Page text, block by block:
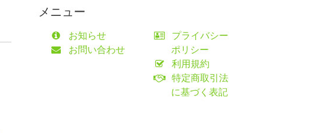
メニュー
お知らせ
お問い合わせ
プライバシー
ポリシー
利用規約
特定商取引法
に基づく表記